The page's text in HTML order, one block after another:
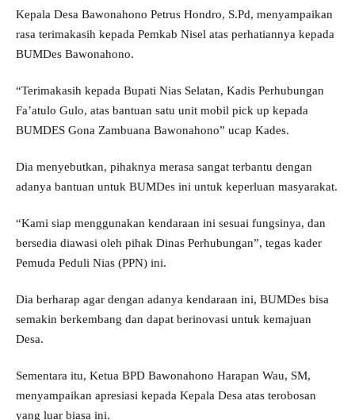
Kepala Desa Bawonahono Petrus Hondro, S.Pd, menyampaikan
rasa terimakasih kepada Pemkab Nisel atas perhatiannya kepada
BUMDes Bawonahono.
“Terimakasih kepada Bupati Nias Selatan, Kadis Perhubungan
Fa’atulo Gulo, atas bantuan satu unit mobil pick up kepada
BUMDES Gona Zambuana Bawonahono” ucap Kades.
Dia menyebutkan, pihaknya merasa sangat terbantu dengan
adanya bantuan untuk BUMDes ini untuk keperluan masyarakat.
“Kami siap menggunakan kendaraan ini sesuai fungsinya, dan
bersedia diawasi oleh pihak Dinas Perhubungan”, tegas kader
Pemuda Peduli Nias (PPN) ini.
Dia berharap agar dengan adanya kendaraan ini, BUMDes bisa
semakin berkembang dan dapat berinovasi untuk kemajuan
Desa.
Sementara itu, Ketua BPD Bawonahono Harapan Wau, SM,
menyampaikan apresiasi kepada Kepala Desa atas terobosan
yang luar biasa ini.